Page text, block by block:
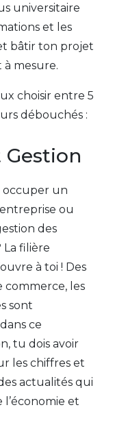
universitaire
et les
bâtir ton projet
mesure.
choisir entre 5
débouchés :
occuper un
ou
des
La filière
à toi ! Des
commerce, les
sont
ce
tu dois avoir
les chiffres et
actualités qui
et